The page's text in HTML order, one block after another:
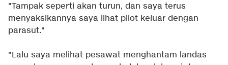
"Tampak seperti akan turun, dan saya terus
menyaksikannya saya lihat pilot keluar dengan
parasut."
"Lalu saya melihat pesawat menghantam landas